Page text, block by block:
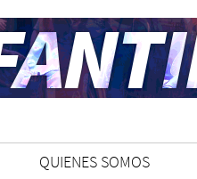
QUIENES SOMOS